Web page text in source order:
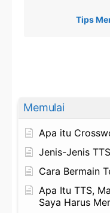
Memulai
Apa itu
Jenis-Jenis
Cara Bermain
Apa Itu TTS,
Saya Harus
Tips